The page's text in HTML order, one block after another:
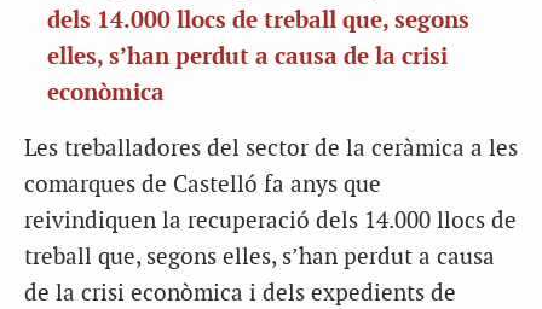
dels 14.000 llocs de treball que, segons
elles, s’han perdut a causa de la crisi
econòmica
Les treballadores del sector de la ceràmica a les
comarques de Castelló fa anys que
reivindiquen la recuperació dels 14.000 llocs de
treball que, segons elles, s’han perdut a causa
de la crisi econòmica i dels expedients de